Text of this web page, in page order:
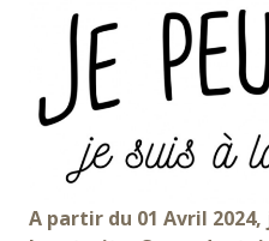
A partir du 01 Avril